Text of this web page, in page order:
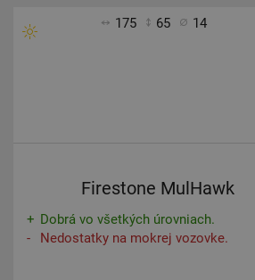
175 65 14
Firestone MulHawk
Dobrá vo všetkých úrovniach.
Nedostatky na mokrej vozovke.